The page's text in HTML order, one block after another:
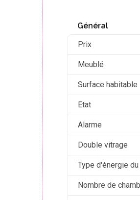
Général
Prix
Meublé
Surface habitable
Etat
Alarme
Double vitrage
Type d'énergie
Nombre de